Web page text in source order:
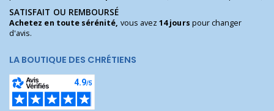
SATISFAIT OU REMBOURSÉ
Achetez en toute sérénité, vous avez14 jours pour changer
d'avis.
LA BOUTIQUE DES CHRÉTIENS